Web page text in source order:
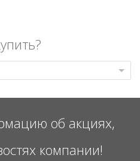
об акциях,
компании!